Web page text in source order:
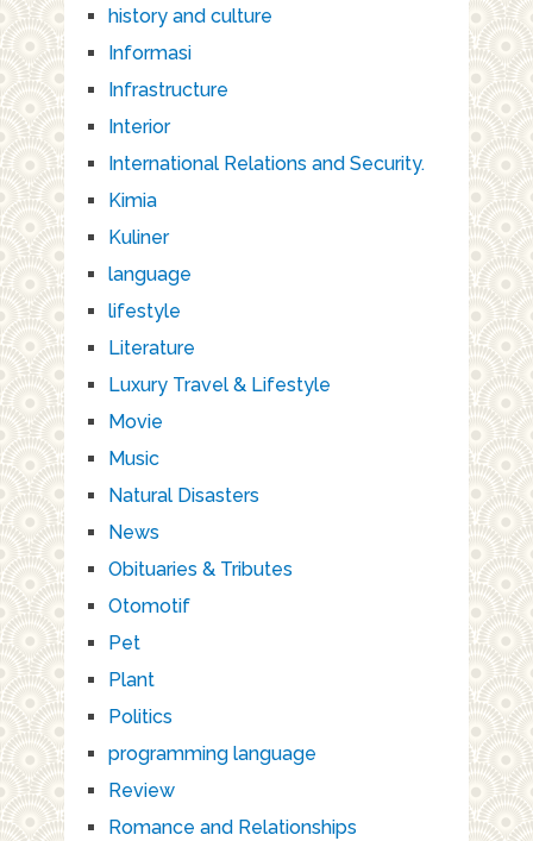
history and culture
Informasi
Infrastructure
Interior
International Relations and Security.
Kimia
Kuliner
language
lifestyle
Literature
Luxury Travel & Lifestyle
Movie
Music
Natural Disasters
News
Obituaries & Tributes
Otomotif
Pet
Plant
Politics
programming language
Review
Romance and Relationships